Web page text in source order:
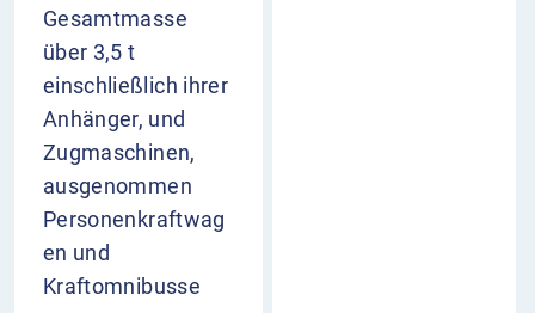
Gesamtmasse
über 3,5 t
einschließlich ihrer
Anhänger, und
Zugmaschinen,
ausgenommen
Personenkraftwag
en und
Kraftomnibusse